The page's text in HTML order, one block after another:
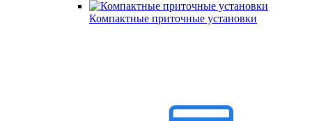
Компактные приточные установки